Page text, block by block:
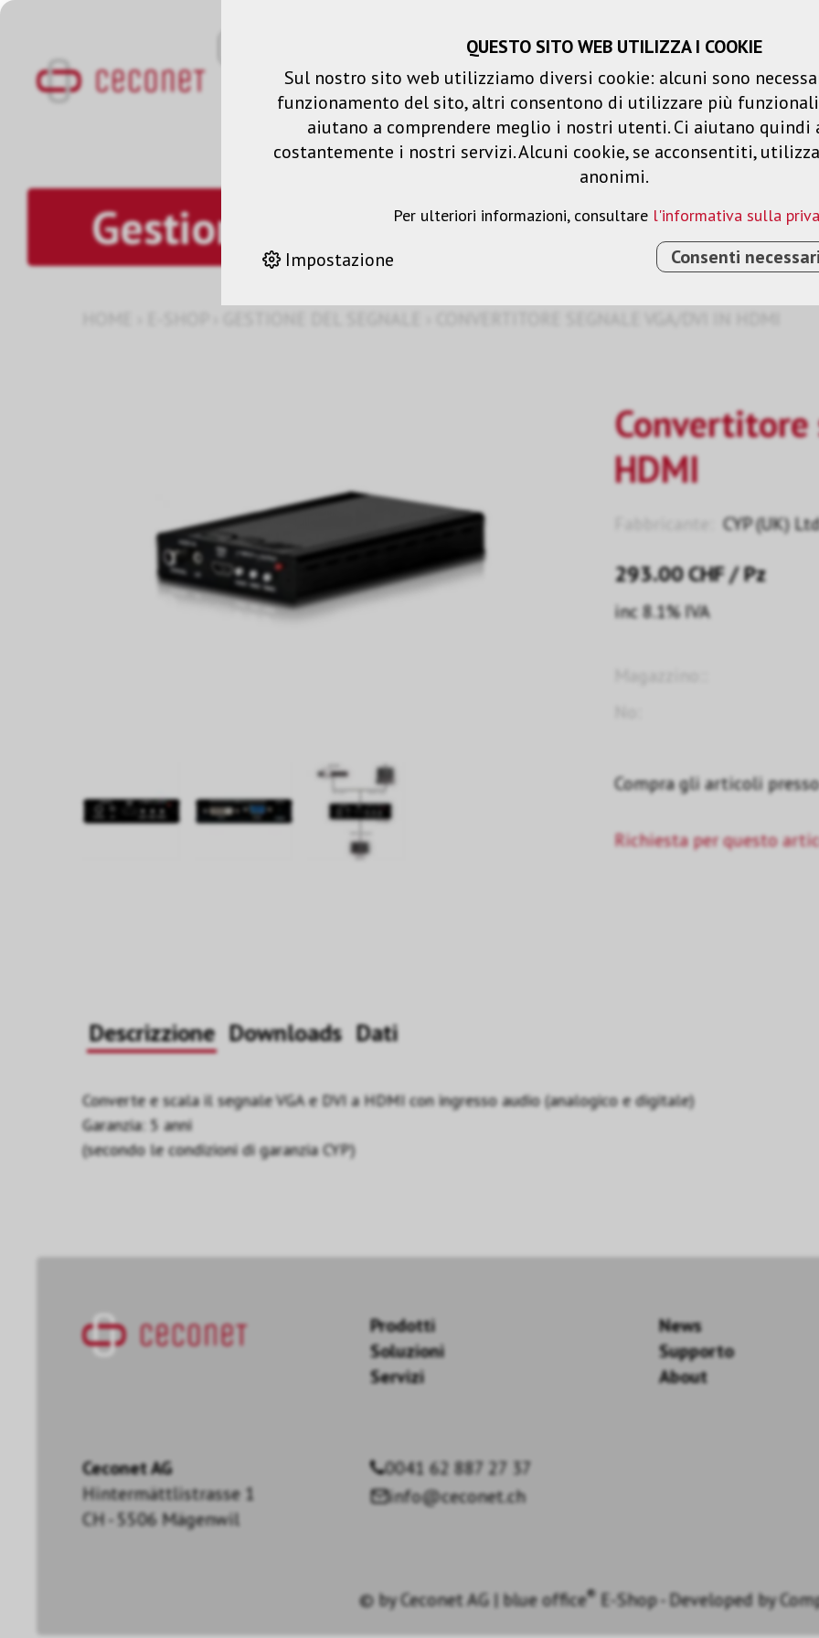
Carrello spesa Liste dei desideri
Prodotti Soluzioni
Gestione del segnale
Convertitore
HDMI
CYP (UK)
293.00CHF/ Pz
inc 8.1% IVA
Compra gli articoli
Richiesta per questo
Descrizzione Downloads Dati
Converte e scala il segnale VGA e DVI a HDMI con ingresso audio (analogico e digitale)
Garanzia: 5 anni
(secondo le condizioni di garanzia CYP)
Prodotti
Soluzioni
Servizi
News
Supporto
About
Ceconet AG
Hintermättlistrasse 1
CH - 5506 Mägenwil
0041 62 887 27 37
info@ceconet.ch
© byCeconet AG|blue office®E-Shop - Developed by
QUESTO SITO WEB UTILIZZA I COOKIE
Sul nostro sito web utilizziamo diversi cookie: alcuni sono
funzionamento del sito, altri consentono di utilizzare più
aiutano a comprendere meglio i nostri utenti. Ci aiutano quindi
costantemente i nostri servizi. Alcuni cookie, se acconsentiti,
anonimi.
Per ulteriori informazioni, consultare l'informativa sulla
Impostazione Consenti necessari